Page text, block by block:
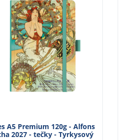
A5 Premium 120g - Alfons
2027 - tečky - Tyrkysový